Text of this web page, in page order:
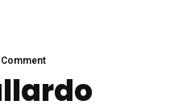
Comment